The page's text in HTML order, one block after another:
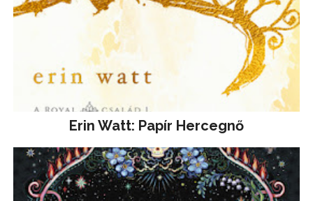
Erin Watt: Papír Hercegnő